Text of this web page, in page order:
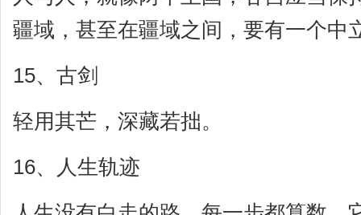
疆域，甚至在疆域之间，要有一个中
15、古剑
轻用其芒，深藏若拙。
16、人生轨迹